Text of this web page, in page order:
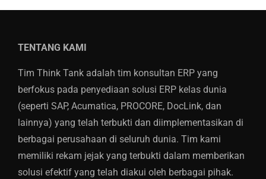
TENTANG KAMI
Tim Think Tank adalah tim konsultan ERP yang
berfokus pada penyediaan solusi ERP kelas dunia
(seperti SAP, Acumatica, PROCORE, DocLink, dan
lainnya) yang telah terbukti dan diimplementasikan di
berbagai perusahaan di seluruh dunia. Tim kami
memiliki rekam jejak yang terbukti dalam memberikan
solusi efektif yang telah diakui oleh berbagai pihak.